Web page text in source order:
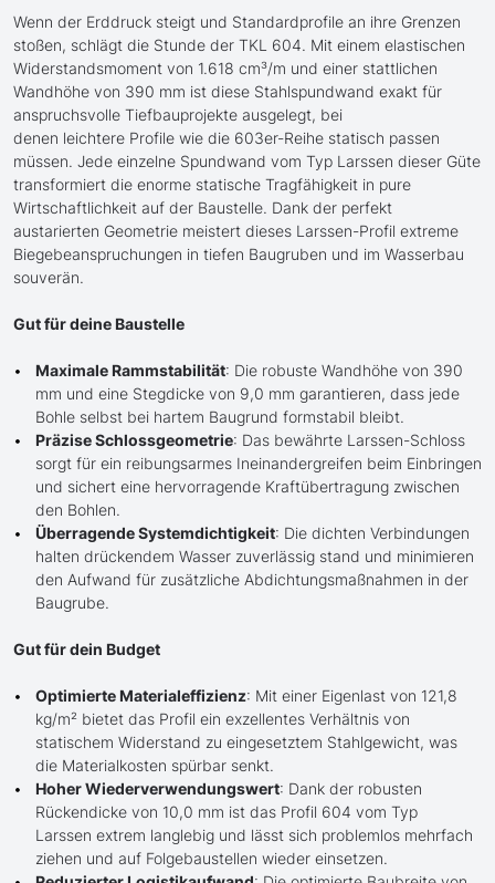
Wenn der Erddruck steigt und Standardprofile an ihre Grenzen
stoßen, schlägt die Stunde der TKL 604. Mit einem elastischen
Widerstandsmoment von 1.618 cm³/m und einer stattlichen
Wandhöhe von 390 mm ist diese Stahlspundwand exakt für
anspruchsvolle Tiefbauprojekte ausgelegt, bei
denen leichtere Profile wie die 603er-Reihe statisch passen
müssen. Jede einzelne Spundwand vom Typ Larssen dieser Güte
transformiert die enorme statische Tragfähigkeit in pure
Wirtschaftlichkeit auf der Baustelle. Dank der perfekt
austarierten Geometrie meistert dieses Larssen-Profil extreme
Biegebeanspruchungen in tiefen Baugruben und im Wasserbau
souverän.
Gut für deine Baustelle
Maximale Rammstabilität: Die robuste Wandhöhe von 390
mm und eine Stegdicke von 9,0 mm garantieren, dass jede
Bohle selbst bei hartem Baugrund formstabil bleibt.
Präzise Schlossgeometrie: Das bewährte Larssen-Schloss
sorgt für ein reibungsarmes Ineinandergreifen beim Einbringen
und sichert eine hervorragende Kraftübertragung zwischen
den Bohlen.
Überragende Systemdichtigkeit: Die dichten Verbindungen
halten drückendem Wasser zuverlässig stand und minimieren
den Aufwand für zusätzliche Abdichtungsmaßnahmen in der
Baugrube.
Gut für dein Budget
Optimierte Materialeffizienz: Mit einer Eigenlast von 121,8
kg/m² bietet das Profil ein exzellentes Verhältnis von
statischem Widerstand zu eingesetztem Stahlgewicht, was
die Materialkosten spürbar senkt.
Hoher Wiederverwendungswert: Dank der robusten
Rückendicke von 10,0 mm ist das Profil 604 vom Typ
Larssen extrem langlebig und lässt sich problemlos mehrfach
ziehen und auf Folgebaustellen wieder einsetzen.